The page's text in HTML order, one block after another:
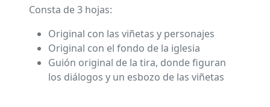
Consta de 3 hojas:
Original con las viñetas y personajes
Original con el fondo de la iglesia
Guión original de la tira, donde figuran
los diálogos y un esbozo de las viñetas